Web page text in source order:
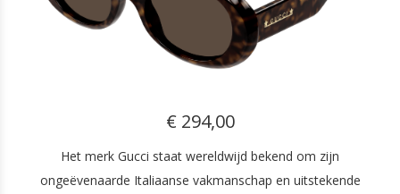
€ 294,00
Het merk Gucci staat wereldwijd bekend om zijn
ongeëvenaarde Italiaanse vakmanschap en uitstekende